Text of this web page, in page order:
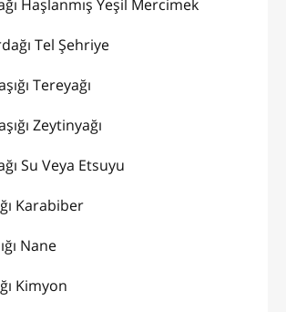
Haşlanmış Yeşil Mercimek
Tel Şehriye
Tereyağı
Zeytinyağı
Su Veya Etsuyu
Karabiber
Nane
Kimyon